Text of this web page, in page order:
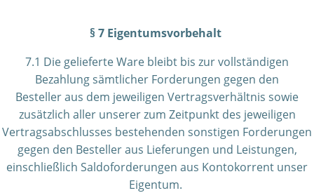
§ 7 Eigentumsvorbehalt
7.1 Die gelieferte Ware bleibt bis zur vollständigen
Bezahlung sämtlicher Forderungen gegen den
Besteller aus dem jeweiligen Vertragsverhältnis sowie
zusätzlich aller unserer zum Zeitpunkt des jeweiligen
Vertragsabschlusses bestehenden sonstigen Forderungen
gegen den Besteller aus Lieferungen und Leistungen,
einschließlich Saldoforderungen aus Kontokorrent unser
Eigentum.